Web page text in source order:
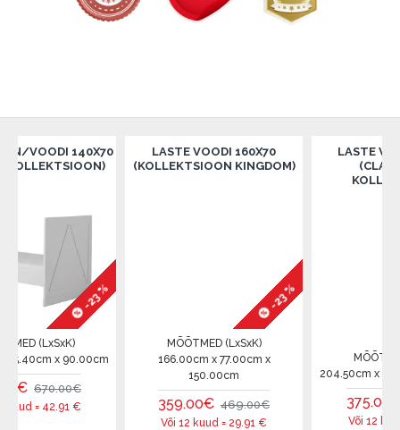
140X70
-23 %
x 90.00cm
€
LASTE VOODI 160X70
(KOLLEKTSIOON KINGDOM)
MÕÕTMED (LxSxK)
166.00cm x 77.00cm x
150.00cm
359.00€ 469.00€
Või 12 kuud =29.91€
LASTE VOODI
(CLASSY GRAY
MÕÕTMED
204.50cm x 95.00cm x
375.00€
Või 12 kuud =31.25